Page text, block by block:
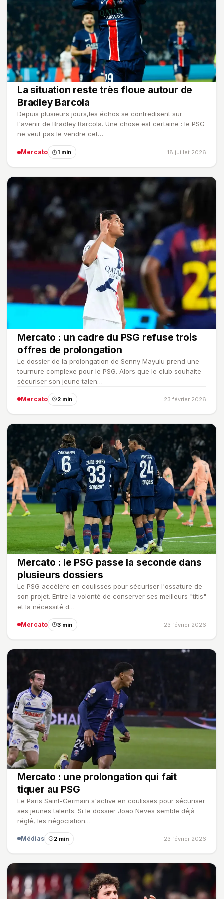
La situation reste très floue autour de
Bradley Barcola
Depuis plusieurs jours,les échos se contredisent sur
l'avenir de Bradley Barcola. Une chose est certaine : le PSG
ne veut pas le vendre cet…
Mercato 1 min 18 juillet 2026
Mercato : un cadre du PSG refuse trois
offres de prolongation
Le dossier de la prolongation de Senny Mayulu prend une
tournure complexe pour le PSG. Alors que le club souhaite
sécuriser son jeune talen…
Mercato 2 min 23 février 2026
Mercato : le PSG passe la seconde dans
plusieurs dossiers
Le PSG accélère en coulisses pour sécuriser l'ossature de
son projet. Entre la volonté de conserver ses meilleurs "titis"
et la nécessité d…
Mercato 3 min 23 février 2026
Mercato : une prolongation qui fait
tiquer au PSG
Le Paris Saint-Germain s'active en coulisses pour sécuriser
ses jeunes talents. Si le dossier Joao Neves semble déjà
réglé, les négociation…
Médias 2 min 23 février 2026